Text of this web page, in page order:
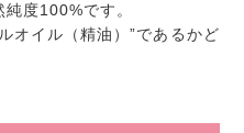
度100%です。
オイル（精油）”であるかど